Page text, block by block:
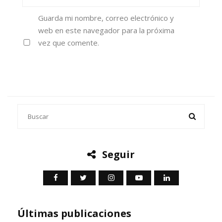
Guarda mi nombre, correo electrónico y
web en este navegador para la próxima
vez que comente.
Seguir
Últimas publicaciones